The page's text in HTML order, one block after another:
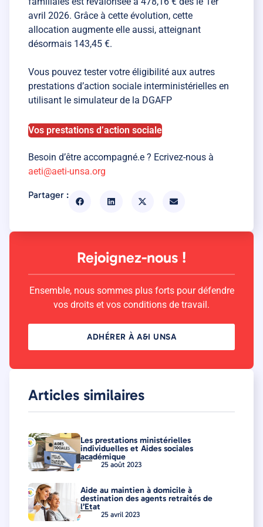
Rejoignez-nous !
Ensemble, nous sommes plus forts pour défendre
vos droits et vos conditions de travail.
ADHÉRER À A&I UNSA
Articles similaires
Les prestations ministérielles
individuelles et Aides sociales
académique
25 août 2023
Aide au maintien à domicile à
destination des agents retraités de
l’Etat
25 avril 2023
avril 2026. Grâce à cette évolution, cette
allocation augmente elle aussi, atteignant
désormais 143,45 €.
Vous pouvez tester votre éligibilité aux autres
prestations d’action sociale interministérielles en
utilisant le simulateur de la DGAFP
Vos prestations d’action sociale
Besoin d’être accompagné.e ? Ecrivez-nous à
aeti@aeti-unsa.org
Partager :